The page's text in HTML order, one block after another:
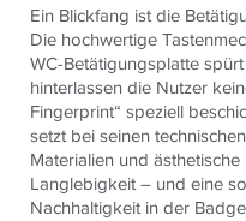
Ein Blickfang ist die
Die hochwertige
WC-Betätigungsplatte
hinterlassen die Nutzer
Fingerprint“ speziell
setzt bei seinen
Materialien und
Langlebigkeit – und eine
Nachhaltigkeit in der